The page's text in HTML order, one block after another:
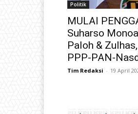
Politik
MULAI
Suharso
Paloh &
PPP-PAN-
Tim Redaksi - 19 April